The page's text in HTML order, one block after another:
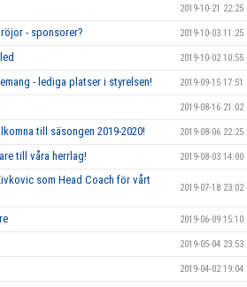
2019-10-21 22:25
- sponsorer? 2019-10-03 11:25
2019-10-02 10:55
- lediga platser i styrelsen! 2019-09-15 17:51
2019-08-16 21:02
till säsongen 2019-2020! 2019-08-06 22:25
till våra herrlag! 2019-08-03 14:00
som Head Coach för vårt
2019-07-18 23:02
2019-06-09 15:10
2019-05-04 23:53
2019-04-02 19:04